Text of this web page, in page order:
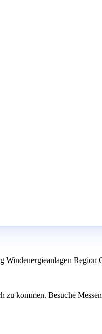
Region
zu kommen. Besuche